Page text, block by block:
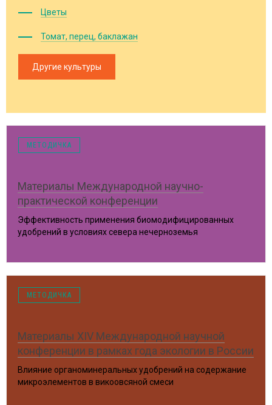
Цветы
Томат, перец, баклажан
Другие культуры
МЕТОДИЧКА
Материалы Международной научно-
практической конференции
Эффективность применения биомодифицированных
удобрений в условиях севера нечерноземья
МЕТОДИЧКА
Материалы XIV Международной научной
конференции в рамках года экологии в России
Влияние органоминеральных удобрений на содержание
микроэлементов в викоовсяной смеси